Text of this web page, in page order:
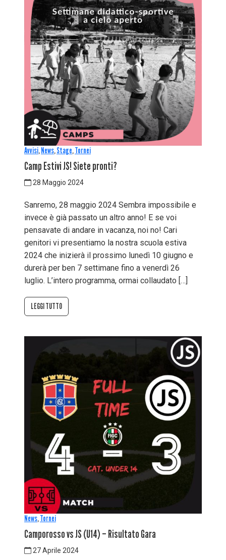
Avvisi,News,Stage,Tornei
Camp Estivi JS! Siete pronti?
28 Maggio 2024
Sanremo, 28 maggio 2024 Sembra impossibile e
invece è già passato un altro anno! E se voi
pensavate di andare in vacanza, noi no! Cari
genitori vi presentiamo la nostra scuola estiva
2024 che inizierà il prossimo lunedì 10 giugno e
durerà per ben 7 settimane fino a venerdì 26
luglio. L’intero programma, ormai collaudato […]
LEGGI TUTTO
News,Tornei
Camporosso vs JS (U14) – Risultato Gara
27 Aprile 2024